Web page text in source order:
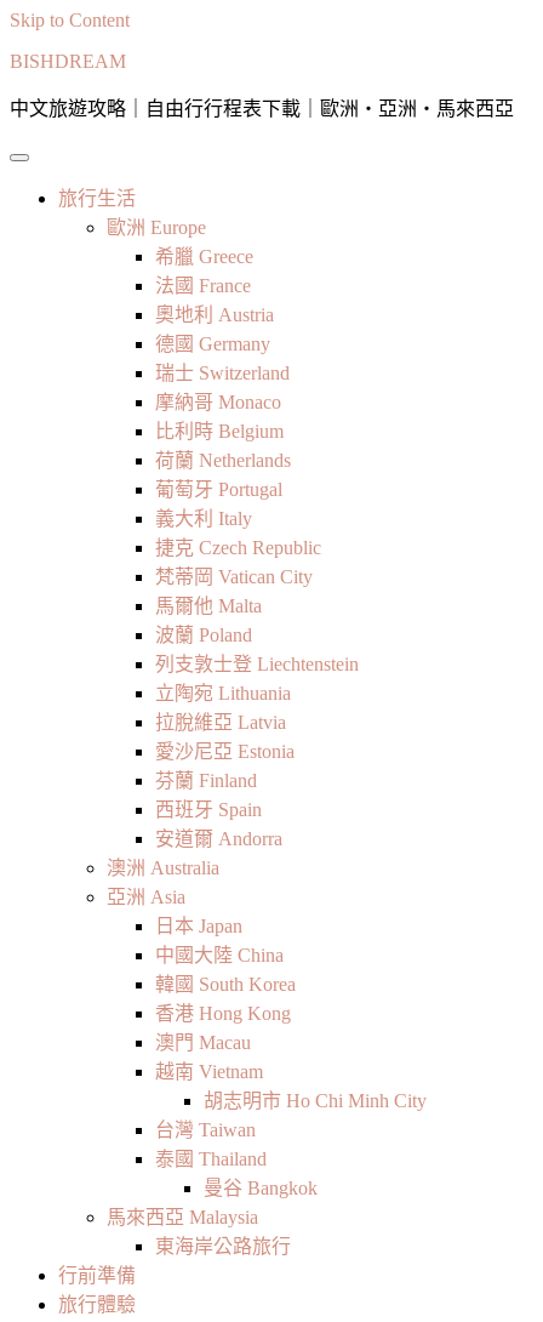
Skip to Content
BISHDREAM
中文旅遊攻略｜自由行行程表下載｜歐洲・亞洲・馬來西亞
旅行生活
歐洲 Europe
希臘 Greece
法國 France
奧地利 Austria
德國 Germany
瑞士 Switzerland
摩納哥 Monaco
比利時 Belgium
荷蘭 Netherlands
葡萄牙 Portugal
義大利 Italy
捷克 Czech Republic
梵蒂岡 Vatican City
馬爾他 Malta
波蘭 Poland
列支敦士登 Liechtenstein
立陶宛 Lithuania
拉脫維亞 Latvia
愛沙尼亞 Estonia
芬蘭 Finland
西班牙 Spain
安道爾 Andorra
澳洲 Australia
亞洲 Asia
日本 Japan
中國大陸 China
韓國 South Korea
香港 Hong Kong
澳門 Macau
越南 Vietnam
胡志明市 Ho Chi Minh City
台灣 Taiwan
泰國 Thailand
曼谷 Bangkok
馬來西亞 Malaysia
東海岸公路旅行
行前準備
旅行體驗